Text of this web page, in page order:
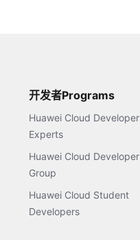
开发者Programs
Huawei Cloud Developer
Experts
Huawei Cloud Developer
Group
Huawei Cloud Student
Developers